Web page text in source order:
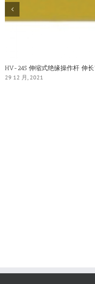
HV-245 伸缩式绝缘操作杆 伸长
29 12 月, 2021